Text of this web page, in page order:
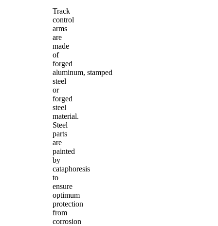
Track
control
arms
are
made
of
forged
aluminum, stamped
steel
or
forged
steel
material.
Steel
parts
are
painted
by
cataphoresis
to
ensure
optimum
protection
from
corrosion